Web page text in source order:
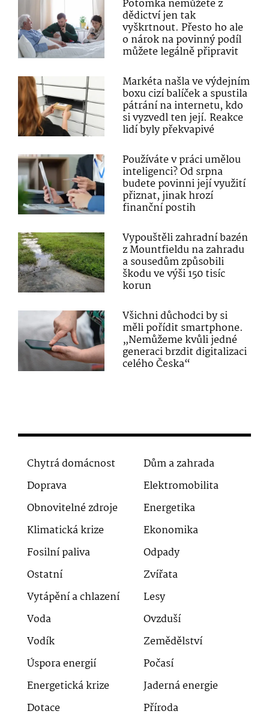
Potomka nemůžete z
dědictví jen tak
vyškrtnout. Přesto ho ale
o nárok na povinný podíl
můžete legálně připravit
Markéta našla ve výdejním
boxu cizí balíček a spustila
pátrání na internetu, kdo
si vyzvedl ten její. Reakce
lidí byly překvapivé
Používáte v práci umělou
inteligenci? Od srpna
budete povinni její využití
přiznat, jinak hrozí
finanční postih
Vypouštěli zahradní bazén
z Mountfieldu na zahradu
a sousedům způsobili
škodu ve výši 150 tisíc
korun
Všichni důchodci by si
měli pořídit smartphone.
„Nemůžeme kvůli jedné
generaci brzdit digitalizaci
celého Česka“
Chytrá domácnost
Dům a zahrada
Doprava
Elektromobilita
Obnovitelné zdroje
Energetika
Klimatická krize
Ekonomika
Fosilní paliva
Odpady
Ostatní
Zvířata
Vytápění a chlazení
Lesy
Voda
Ovzduší
Vodík
Zemědělství
Úspora energií
Počasí
Energetická krize
Jaderná energie
Dotace
Příroda